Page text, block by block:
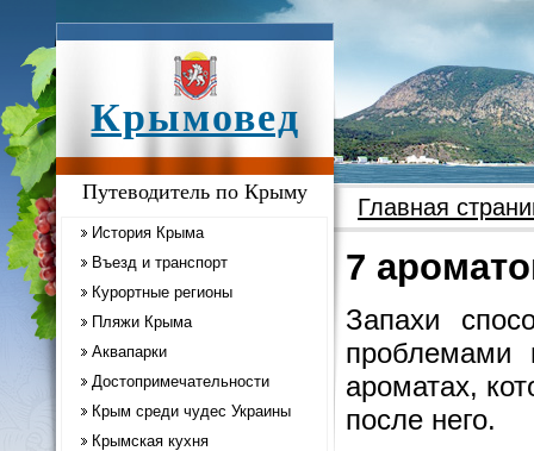
Крымовед
Путеводитель по Крыму
История Крыма
Въезд и транспорт
Курортные регионы
Пляжи Крыма
Аквапарки
Достопримечательности
Крым среди чудес Украины
Крымская кухня
Главная
7
Запахи
проблемами
ароматах,
после него.